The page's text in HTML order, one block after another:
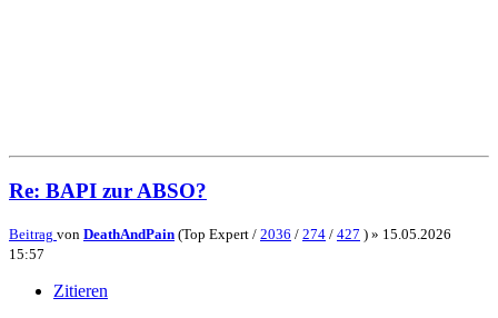
Re: BAPI zur ABSO?
Beitrag von DeathAndPain (Top Expert / 2036 / 274 / 427 ) » 15.05.2026
15:57
Zitieren